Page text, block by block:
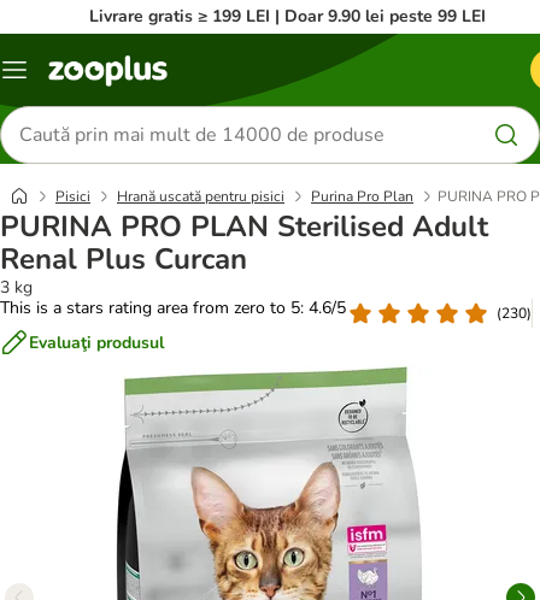
Livrare gratis ≥ 199 LEI | Doar 9.90 lei peste 99 LEI
Categorii
Căutare
produse
Pisici Hrană uscată pentru pisici Purina Pro Plan PURINA PRO
PURINA PRO PLAN Sterilised Adult
Renal Plus Curcan
3 kg
This is a stars rating area from zero to 5: 4.6/5
(230)
Evaluaţi produsul